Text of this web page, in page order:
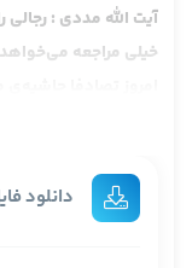
آیت الله مددی :
خیلی مراجعه
نسبت عقد است
البته کلام ایشان
دانلود